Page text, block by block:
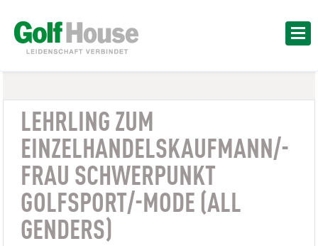
LEHRLING ZUM
EINZELHANDELSKAUFMANN/-
FRAU SCHWERPUNKT
GOLFSPORT/-MODE (ALL
GENDERS)